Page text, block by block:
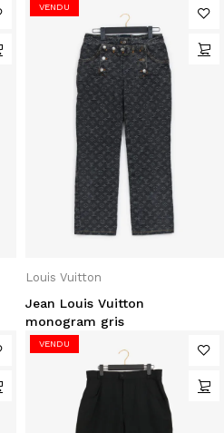
VENDU
Louis Vuitton
Jean Louis Vuitton
monogram gris
VENDU